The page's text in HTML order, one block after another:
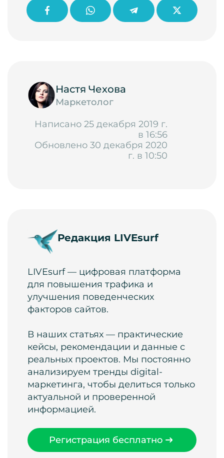
Настя Чехова
Маркетолог
Написано 25 декабря 2019 г.
в 16:56
Обновлено 30 декабря 2020
г. в 10:50
Редакция LIVEsurf
LIVEsurf — цифровая платформа
для повышения трафика и
улучшения поведенческих
факторов сайтов.
В наших статьях — практические
кейсы, рекомендации и данные с
реальных проектов. Мы постоянно
анализируем тренды digital-
маркетинга, чтобы делиться только
актуальной и проверенной
информацией.
Регистрация бесплатно